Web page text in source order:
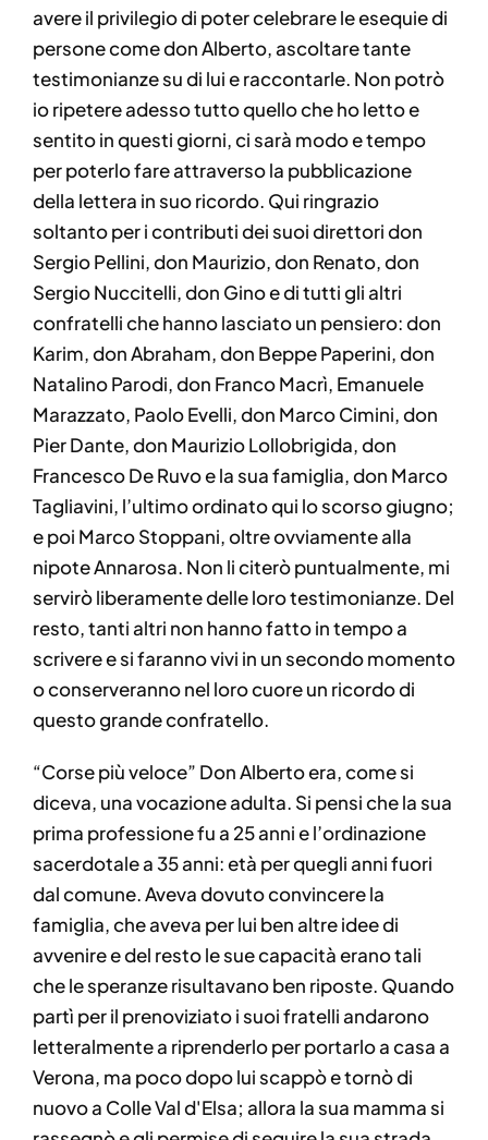
avere il privilegio di poter celebrare le esequie di
persone come don Alberto, ascoltare tante
testimonianze su di lui e raccontarle. Non potrò
io ripetere adesso tutto quello che ho letto e
sentito in questi giorni, ci sarà modo e tempo
per poterlo fare attraverso la pubblicazione
della lettera in suo ricordo. Qui ringrazio
soltanto per i contributi dei suoi direttori don
Sergio Pellini, don Maurizio, don Renato, don
Sergio Nuccitelli, don Gino e di tutti gli altri
confratelli che hanno lasciato un pensiero: don
Karim, don Abraham, don Beppe Paperini, don
Natalino Parodi, don Franco Macrì, Emanuele
Marazzato, Paolo Evelli, don Marco Cimini, don
Pier Dante, don Maurizio Lollobrigida, don
Francesco De Ruvo e la sua famiglia, don Marco
Tagliavini, l’ultimo ordinato qui lo scorso giugno;
e poi Marco Stoppani, oltre ovviamente alla
nipote Annarosa. Non li citerò puntualmente, mi
servirò liberamente delle loro testimonianze. Del
resto, tanti altri non hanno fatto in tempo a
scrivere e si faranno vivi in un secondo momento
o conserveranno nel loro cuore un ricordo di
questo grande confratello.
“Corse più veloce” Don Alberto era, come si
diceva, una vocazione adulta. Si pensi che la sua
prima professione fu a 25 anni e l’ordinazione
sacerdotale a 35 anni: età per quegli anni fuori
dal comune. Aveva dovuto convincere la
famiglia, che aveva per lui ben altre idee di
avvenire e del resto le sue capacità erano tali
che le speranze risultavano ben riposte. Quando
partì per il prenoviziato i suoi fratelli andarono
letteralmente a riprenderlo per portarlo a casa a
Verona, ma poco dopo lui scappò e tornò di
nuovo a Colle Val d'Elsa; allora la sua mamma si